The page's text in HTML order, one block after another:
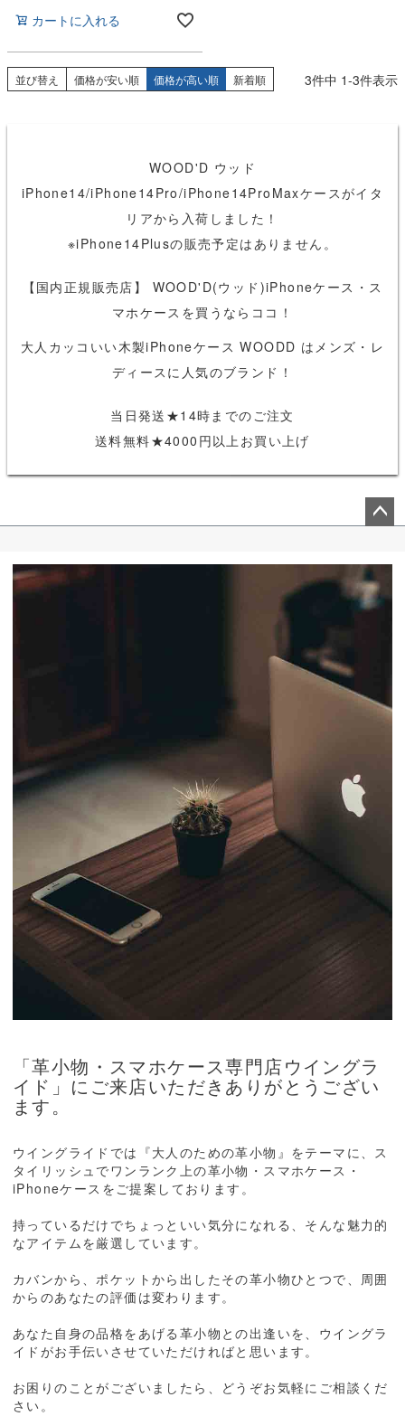
カートに入れる
並び替え 価格が安い順 価格が高い順 新着順 3件中 1-3件表示
WOOD'D ウッド
iPhone14/iPhone14Pro/iPhone14ProMaxケースがイタ
リアから入荷しました！
※iPhone14Plusの販売予定はありません。
【国内正規販売店】 WOOD'D(ウッド)iPhoneケース・ス
マホケースを買うならココ！
大人カッコいい木製iPhoneケース WOODD はメンズ・レ
ディースに人気のブランド！
当日発送★14時までのご注文
送料無料★4000円以上お買い上げ
「革小物・スマホケース専門店ウイングラ
イド」にご来店いただきありがとうござい
ます。
ウイングライドでは『大人のための革小物』をテーマに、ス
タイリッシュでワンランク上の革小物・スマホケース・
iPhoneケースをご提案しております。
持っているだけでちょっといい気分になれる、そんな魅力的
なアイテムを厳選しています。
カバンから、ポケットから出したその革小物ひとつで、周囲
からのあなたの評価は変わります。
あなた自身の品格をあげる革小物との出逢いを、ウイングラ
イドがお手伝いさせていただければと思います。
お困りのことがございましたら、どうぞお気軽にご相談くだ
さい。
ップ
へ